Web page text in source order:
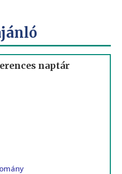
naptár